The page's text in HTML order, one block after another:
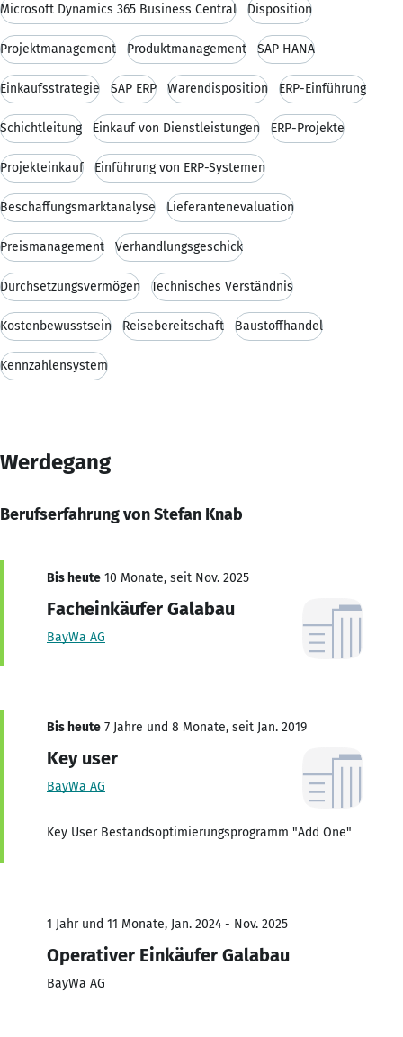
Microsoft Dynamics 365 Business Central Disposition
Projektmanagement Produktmanagement SAP HANA
Einkaufsstrategie SAP ERP Warendisposition ERP-Einführung
Schichtleitung Einkauf von Dienstleistungen ERP-Projekte
Projekteinkauf Einführung von ERP-Systemen
Beschaffungsmarktanalyse Lieferantenevaluation
Preismanagement Verhandlungsgeschick
Durchsetzungsvermögen Technisches Verständnis
Kostenbewusstsein Reisebereitschaft Baustoffhandel
Kennzahlensystem
Werdegang
Berufserfahrung von Stefan Knab
Bis heute 10 Monate, seit Nov. 2025
Facheinkäufer Galabau
BayWa AG
Bis heute 7 Jahre und 8 Monate, seit Jan. 2019
Key user
BayWa AG
Key User Bestandsoptimierungsprogramm "Add One"
1 Jahr und 11 Monate, Jan. 2024 - Nov. 2025
Operativer Einkäufer Galabau
BayWa AG